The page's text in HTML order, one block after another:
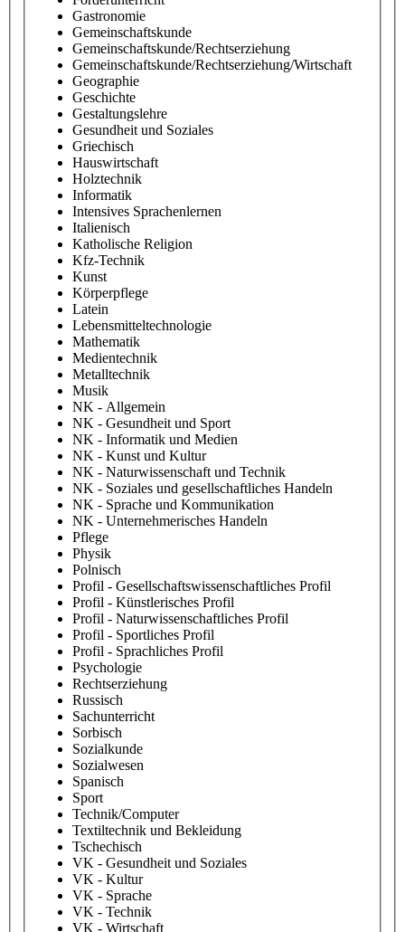
Gastronomie
Gemeinschaftskunde
Gemeinschaftskunde/Rechtserziehung
Gemeinschaftskunde/Rechtserziehung/Wirtschaft
Geographie
Geschichte
Gestaltungslehre
Gesundheit und Soziales
Griechisch
Hauswirtschaft
Holztechnik
Informatik
Intensives Sprachenlernen
Italienisch
Katholische Religion
Kfz-Technik
Kunst
Körperpflege
Latein
Lebensmitteltechnologie
Mathematik
Medientechnik
Metalltechnik
Musik
NK - Allgemein
NK - Gesundheit und Sport
NK - Informatik und Medien
NK - Kunst und Kultur
NK - Naturwissenschaft und Technik
NK - Soziales und gesellschaftliches Handeln
NK - Sprache und Kommunikation
NK - Unternehmerisches Handeln
Pflege
Physik
Polnisch
Profil - Gesellschaftswissenschaftliches Profil
Profil - Künstlerisches Profil
Profil - Naturwissenschaftliches Profil
Profil - Sportliches Profil
Profil - Sprachliches Profil
Psychologie
Rechtserziehung
Russisch
Sachunterricht
Sorbisch
Sozialkunde
Sozialwesen
Spanisch
Sport
Technik/Computer
Textiltechnik und Bekleidung
Tschechisch
VK - Gesundheit und Soziales
VK - Kultur
VK - Sprache
VK - Technik
VK - Wirtschaft